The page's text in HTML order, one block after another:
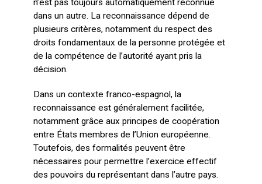
n’est pas toujours automatiquement reconnue
dans un autre. La reconnaissance dépend de
plusieurs critères, notamment du respect des
droits fondamentaux de la personne protégée et
de la compétence de l’autorité ayant pris la
décision.
Dans un contexte franco-espagnol, la
reconnaissance est généralement facilitée,
notamment grâce aux principes de coopération
entre États membres de l’Union européenne.
Toutefois, des formalités peuvent être
nécessaires pour permettre l’exercice effectif
des pouvoirs du représentant dans l’autre pays.